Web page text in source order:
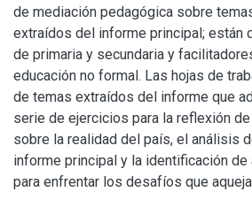
de mediación pedagógica sobre
extraídos del informe principal; están
de primaria y secundaria y
educación no formal. Las hojas de
de temas extraídos del informe que
serie de ejercicios para la reflexión
sobre la realidad del país, el análisis
informe principal y la identificación de
para enfrentar los desafíos que